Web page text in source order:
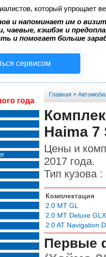
который упрощает
и напоминает им о
чаевые, кэшбэк и
и помогает больше
сервисом
года
Главная >
Haima 7
Цены и
2017 года.
Тип кузова :
Комплектация
2.0 MT GL
2.0 MT Deluxe GLX
2.0 AT Navigation
Первые